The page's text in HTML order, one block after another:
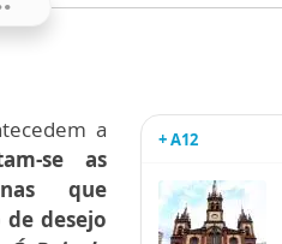
a
se as
que
desejo
+ A12